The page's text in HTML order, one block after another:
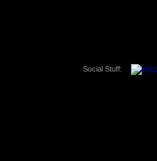
Social Stuff: